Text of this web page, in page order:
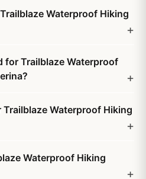
Waterproof Hiking
for Trailblaze Waterproof
Waterproof Hiking
Waterproof Hiking